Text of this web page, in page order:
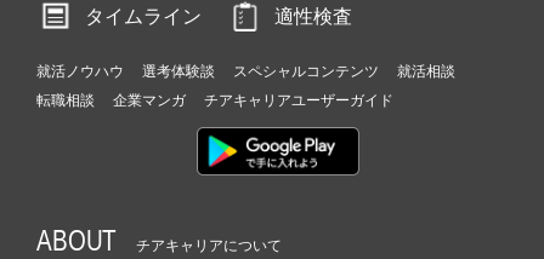
タイムライン
適性検査
就活ノウハウ 選考体験談 スペシャルコンテンツ
就活相談
転職相談
企業マンガ チアキャリアユーザーガイド
ABOUT チアキャリアについて